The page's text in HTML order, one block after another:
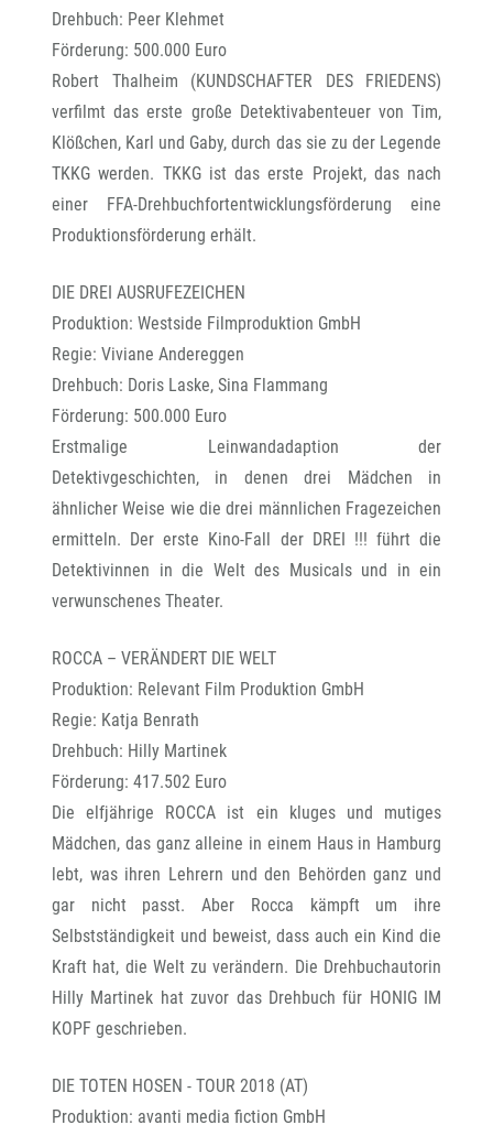
Drehbuch: Peer Klehmet
Förderung: 500.000 Euro
Robert Thalheim (KUNDSCHAFTER DES FRIEDENS)
verfilmt das erste große Detektivabenteuer von Tim,
Klößchen, Karl und Gaby, durch das sie zu der Legende
TKKG werden. TKKG ist das erste Projekt, das nach
einer FFA-Drehbuchfortentwicklungsförderung eine
Produktionsförderung erhält.
DIE DREI AUSRUFEZEICHEN
Produktion: Westside Filmproduktion GmbH
Regie: Viviane Andereggen
Drehbuch: Doris Laske, Sina Flammang
Förderung: 500.000 Euro
Erstmalige Leinwandadaption der
Detektivgeschichten, in denen drei Mädchen in
ähnlicher Weise wie die drei männlichen Fragezeichen
ermitteln. Der erste Kino-Fall der DREI !!! führt die
Detektivinnen in die Welt des Musicals und in ein
verwunschenes Theater.
ROCCA – VERÄNDERT DIE WELT
Produktion: Relevant Film Produktion GmbH
Regie: Katja Benrath
Drehbuch: Hilly Martinek
Förderung: 417.502 Euro
Die elfjährige ROCCA ist ein kluges und mutiges
Mädchen, das ganz alleine in einem Haus in Hamburg
lebt, was ihren Lehrern und den Behörden ganz und
gar nicht passt. Aber Rocca kämpft um ihre
Selbstständigkeit und beweist, dass auch ein Kind die
Kraft hat, die Welt zu verändern. Die Drehbuchautorin
Hilly Martinek hat zuvor das Drehbuch für HONIG IM
KOPF geschrieben.
DIE TOTEN HOSEN - TOUR 2018 (AT)
Produktion: avanti media fiction GmbH